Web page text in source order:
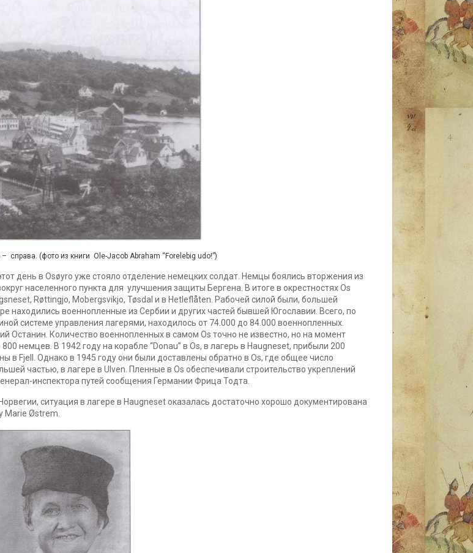
(фото из книги Ole-Jacob Abraham “Forelebig udo!”)
день в Osøyro уже стояло отделение немецких солдат. Немцы боялись вторжения из
населенного пункта для улучшения защиты Бергена. В итоге в окрестностях Os
Røttingjo, Mobergsvikjo, Tøsdal и в Hetleflåten. Рабочей силой были, большей
находились военнопленные из Сербии и других частей бывшей Югославии. Всего, по
системе управления лагерями, находилось от 74.000 до 84.000 военнопленных.
Останин. Количество военнопленных в самом Os точно не известно, но на момент
немцев. В 1942 году на корабле “Donau” в Os, в лагерь в Haugneset, прибыли 200
в Fjell. Однако в 1945 году они были доставлены обратно в Os, где общее число
частью, в лагере в Ulven. Пленные в Os обеспечивали строительство укреплений
инспектора путей сообщения Германии Фрица Тодта.
ситуация в лагере в Haugneset оказалась достаточно хорошо документирована
Marie Østrem.